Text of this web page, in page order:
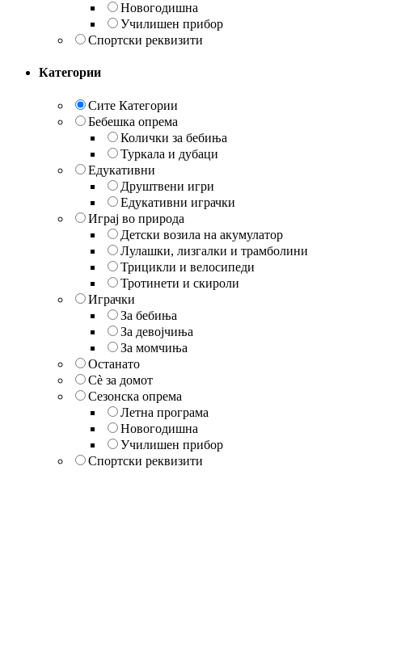
Новогодишна
Училишен прибор
Спортски реквизити
Категории
Сите Категории
Бебешка опрема
Колички за бебиња
Туркала и дубаци
Едукативни
Друштвени игри
Едукативни играчки
Играј во природа
Детски возила на акумулатор
Лулашки, лизгалки и трамболини
Трицикли и велосипеди
Тротинети и скироли
Играчки
За бебиња
За девојчиња
За момчиња
Останато
Сè за домот
Сезонска опрема
Летна програма
Новогодишна
Училишен прибор
Спортски реквизити